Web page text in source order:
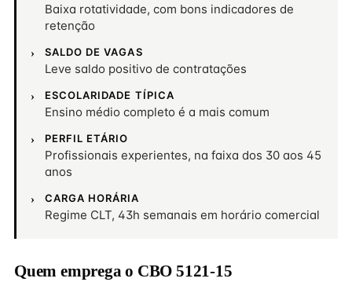
Baixa rotatividade, com bons indicadores de
retenção
SALDO DE VAGAS
Leve saldo positivo de contratações
ESCOLARIDADE TÍPICA
Ensino médio completo é a mais comum
PERFIL ETÁRIO
Profissionais experientes, na faixa dos 30 aos 45
anos
CARGA HORÁRIA
Regime CLT, 43h semanais em horário comercial
Quem emprega o CBO 5121-15